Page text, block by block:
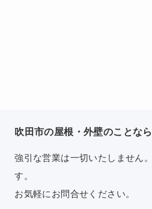
吹田市の屋根・外壁のことな
強引な営業は一切いたしません
す。
お気軽にお問合せください。